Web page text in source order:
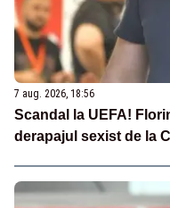
7 aug. 2026, 18:56
Scandal la UEFA!
derapajul sexist de la